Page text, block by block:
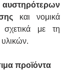
και νομικά
σχετικά με τη
προϊόντα